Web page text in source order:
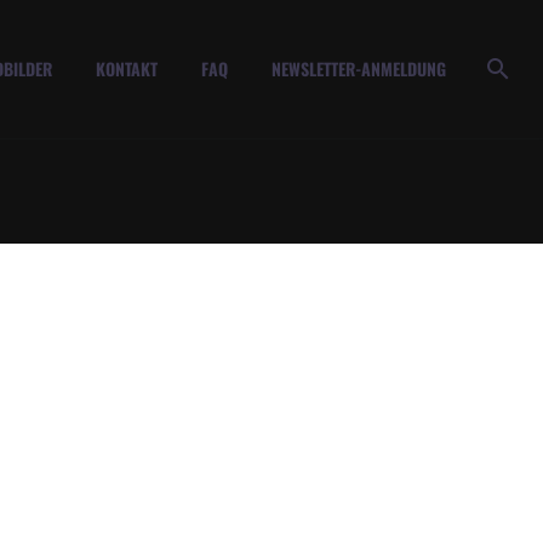
KONTAKT FAQ NEWSLETTER-ANMELDUNG